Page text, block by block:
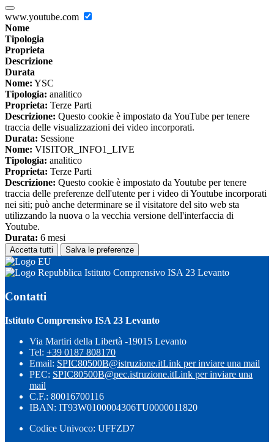
www.youtube.com
Nome
Tipologia
Proprieta
Descrizione
Durata
Nome: YSC
Tipologia: analitico
Proprieta: Terze Parti
Descrizione: Questo cookie è impostato da YouTube per tenere
traccia delle visualizzazioni dei video incorporati.
Durata: Sessione
Nome: VISITOR_INFO1_LIVE
Tipologia: analitico
Proprieta: Terze Parti
Descrizione: Questo cookie è impostato da Youtube per tenere
traccia delle preferenze dell'utente per i video di Youtube incorporati
nei siti; può anche determinare se il visitatore del sito web sta
utilizzando la nuova o la vecchia versione dell'interfaccia di
Youtube.
Durata: 6 mesi
Accetta tutti Salva le preferenze
Istituto Comprensivo ISA 23 Levanto
Contatti
Istituto Comprensivo ISA 23 Levanto
Via Martiri della Libertà -19015 Levanto
Tel: +39 0187 808170
Email: SPIC80500B@istruzione.itLink per inviare una mail
PEC: SPIC80500B@pec.istruzione.itLink per inviare una
mail
C.F.: 80016700116
IBAN: IT93W0100004306TU0000011820
Codice Univoco: UFFZD7